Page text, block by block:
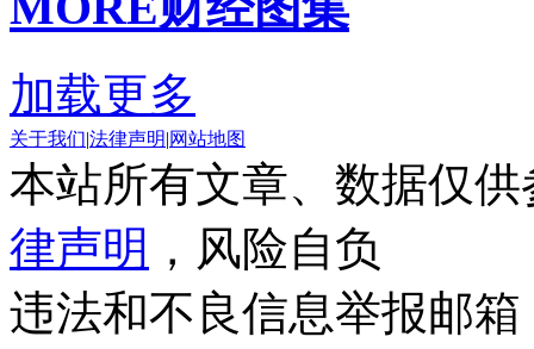
加载更多
关于我们|法律声明|网站地图
本站所有文章、数据仅
律声明 ，风险自负
违法和不良信息举报邮箱